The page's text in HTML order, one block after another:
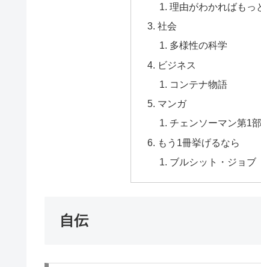
理由がわかればもっ
社会
多様性の科学
ビジネス
コンテナ物語
マンガ
チェンソーマン第1部
もう1冊挙げるなら
ブルシット・ジョブ
自伝